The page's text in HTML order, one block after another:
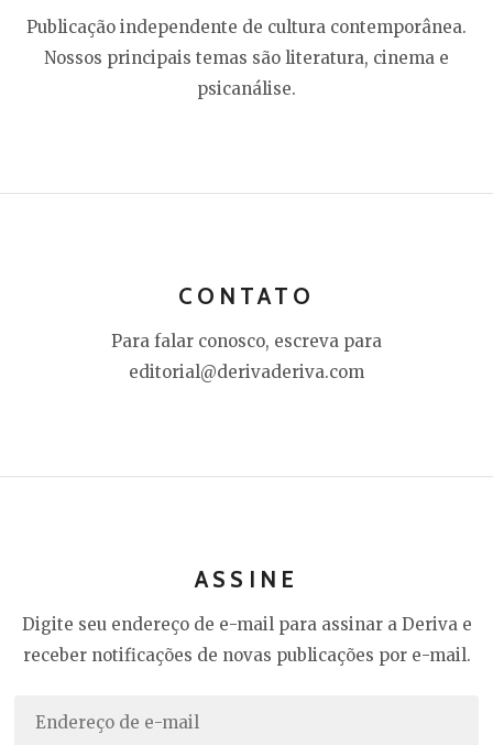
Publicação independente de cultura contemporânea.
Nossos principais temas são literatura, cinema e
psicanálise.
CONTATO
Para falar conosco, escreva para
editorial@derivaderiva.com
ASSINE
Digite seu endereço de e-mail para assinar a Deriva e
receber notificações de novas publicações por e-mail.
Endereço